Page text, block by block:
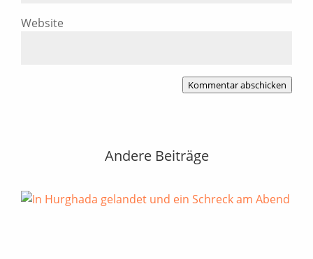
Website
Kommentar abschicken
Andere Beiträge